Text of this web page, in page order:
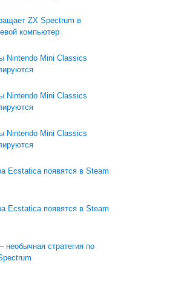
ZX Spectrum в
компьютер
Nintendo Mini Classics
Nintendo Mini Classics
Nintendo Mini Classics
Ecstatica появятся в Steam
Ecstatica появятся в Steam
стратегия по